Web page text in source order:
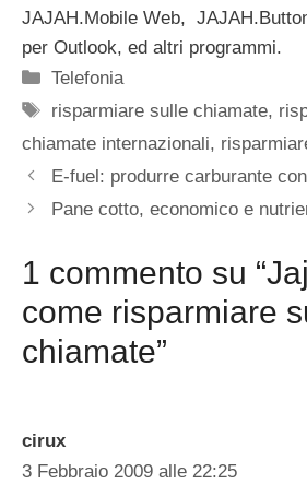
JAJAH.Mobile Web,
per Outlook, ed altri programmi.
Categorie
Telefonia
Tag
risparmiare sulle chiamate,
chiamate internazionali,
E-fuel: produrre carburante
Pane cotto, economico e
1 commento su
come risparmiare
chiamate”
cirux
3 Febbraio 2009 alle 22:25